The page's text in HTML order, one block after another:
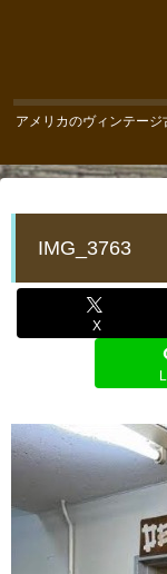
アメリカのヴィンテー
IMG_3763
X